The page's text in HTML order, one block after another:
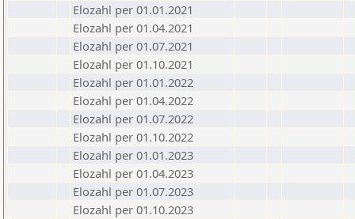
Elozahl per 01.01.2021
Elozahl per 01.04.2021
Elozahl per 01.07.2021
Elozahl per 01.10.2021
Elozahl per 01.01.2022
Elozahl per 01.04.2022
Elozahl per 01.07.2022
Elozahl per 01.10.2022
Elozahl per 01.01.2023
Elozahl per 01.04.2023
Elozahl per 01.07.2023
Elozahl per 01.10.2023